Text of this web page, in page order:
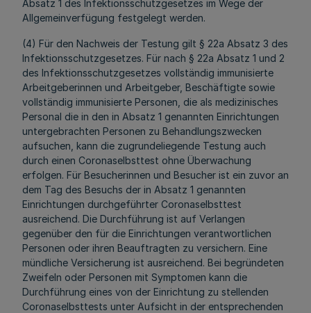
Absatz 1 des Infektionsschutzgesetzes im Wege der
Allgemeinverfügung festgelegt werden.
(4) Für den Nachweis der Testung gilt § 22a Absatz 3 des
Infektionsschutzgesetzes. Für nach § 22a Absatz 1 und 2
des Infektionsschutzgesetzes vollständig immunisierte
Arbeitgeberinnen und Arbeitgeber, Beschäftigte sowie
vollständig immunisierte Personen, die als medizinisches
Personal die in den in Absatz 1 genannten Einrichtungen
untergebrachten Personen zu Behandlungszwecken
aufsuchen, kann die zugrundeliegende Testung auch
durch einen Coronaselbsttest ohne Überwachung
erfolgen. Für Besucherinnen und Besucher ist ein zuvor an
dem Tag des Besuchs der in Absatz 1 genannten
Einrichtungen durchgeführter Coronaselbsttest
ausreichend. Die Durchführung ist auf Verlangen
gegenüber den für die Einrichtungen verantwortlichen
Personen oder ihren Beauftragten zu versichern. Eine
mündliche Versicherung ist ausreichend. Bei begründeten
Zweifeln oder Personen mit Symptomen kann die
Durchführung eines von der Einrichtung zu stellenden
Coronaselbsttests unter Aufsicht in der entsprechenden